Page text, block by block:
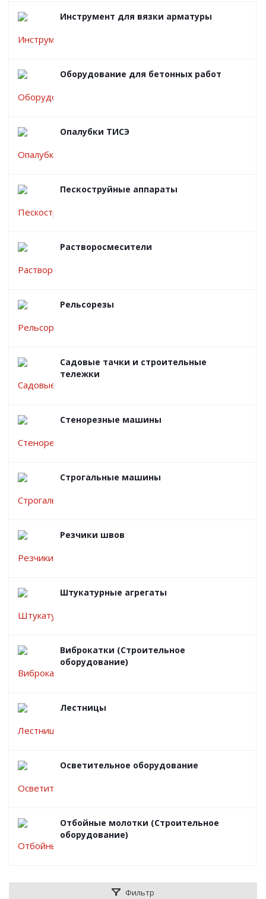
Инструмент для вязки арматуры
Оборудование для бетонных работ
Опалубки ТИСЭ
Пескоструйные аппараты
Растворосмесители
Рельсорезы
Садовые тачки и строительные
тележки
Стенорезные машины
Строгальные машины
Резчики швов
Штукатурные агрегаты
Виброкатки (Строительное
оборудование)
Лестницы
Осветительное оборудование
Отбойные молотки (Строительное
оборудование)
Фильтр